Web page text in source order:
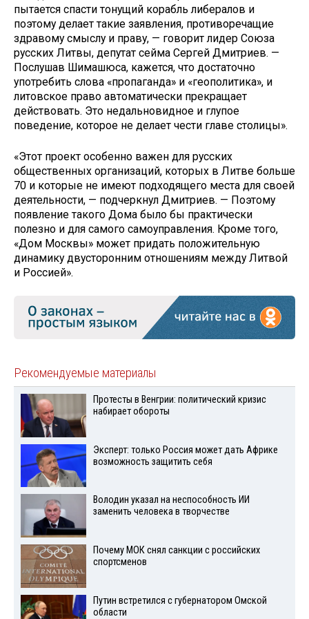
пытается спасти тонущий корабль либералов и
поэтому делает такие заявления, противоречащие
здравому смыслу и праву, — говорит лидер Союза
русских Литвы, депутат сейма Сергей Дмитриев. —
Послушав Шимашюса, кажется, что достаточно
употребить слова «пропаганда» и «геополитика», и
литовское право автоматически прекращает
действовать. Это недальновидное и глупое
поведение, которое не делает чести главе столицы».
«Этот проект особенно важен для русских
общественных организаций, которых в Литве больше
70 и которые не имеют подходящего места для своей
деятельности, — подчеркнул Дмитриев. — Поэтому
появление такого Дома было бы практически
полезно и для самого самоуправления. Кроме того,
«Дом Москвы» может придать положительную
динамику двусторонним отношениям между Литвой
и Россией».
Рекомендуемые материалы
Протесты в Венгрии: политический кризис
набирает обороты
Эксперт: только Россия может дать Африке
возможность защитить себя
Володин указал на неспособность ИИ
заменить человека в творчестве
Почему МОК снял санкции с российских
спортсменов
Путин встретился с губернатором Омской
области